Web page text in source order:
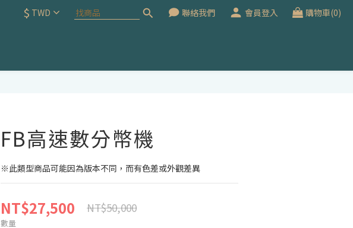
$ TWD 聯絡我們 會員登入 購物車(0)
FB高速數分幣機
※此類型商品可能因為版本不同，而有色差或外觀差異
NT$27,500 NT$50,000
數量